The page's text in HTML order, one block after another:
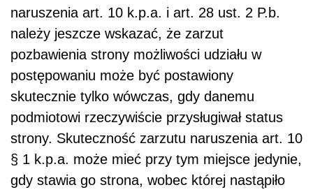
naruszenia art. 10 k.p.a. i art. 28 ust. 2 P.b.
należy jeszcze wskazać, że zarzut
pozbawienia strony możliwości udziału w
postępowaniu może być postawiony
skutecznie tylko wówczas, gdy danemu
podmiotowi rzeczywiście przysługiwał status
strony. Skuteczność zarzutu naruszenia art. 10
§ 1 k.p.a. może mieć przy tym miejsce jedynie,
gdy stawia go strona, wobec której nastąpiło